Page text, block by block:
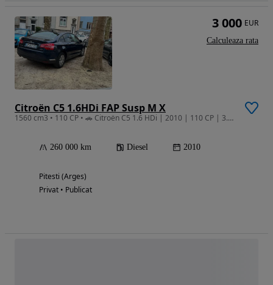
Citroën C5 1.6HDi FAP Susp M X
1560 cm3 • 110 CP • 🚗 Citroën C5 1.6 HDi | 2010 | 110 CP | 3.000 €
260 000 km Diesel 2010
Pitesti (Arges)
Privat • Publicat
3 000 EUR
Calculeaza rata